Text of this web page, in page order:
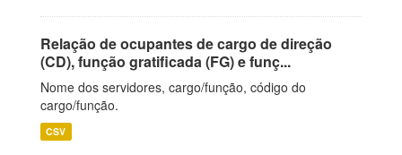
Relação de ocupantes de cargo de direção
(CD), função gratificada (FG) e funç...
Nome dos servidores, cargo/função, código do
cargo/função.
CSV